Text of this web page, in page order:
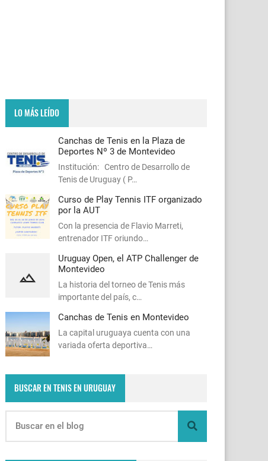
LO MÁS LEÍDO
Canchas de Tenis en la Plaza de
Deportes Nº 3 de Montevideo
Institución: Centro de Desarrollo de
Tenis de Uruguay ( P…
Curso de Play Tennis ITF organizado
por la AUT
Con la presencia de Flavio Marreti,
entrenador ITF oriundo…
Uruguay Open, el ATP Challenger de
Montevideo
La historia del torneo de Tenis más
importante del país, c…
Canchas de Tenis en Montevideo
La capital uruguaya cuenta con una
variada oferta deportiva…
BUSCAR EN TENIS EN URUGUAY